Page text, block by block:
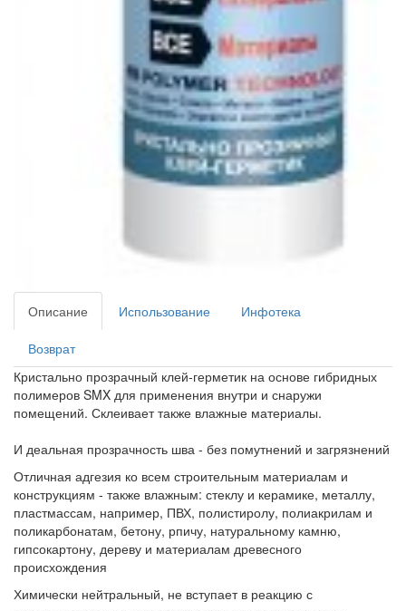
Описание Использование Инфотека
Возврат
Кристально прозрачный клей-герметик на основе гибридных
полимеров SMX для применения внутри и снаружи
помещений. Склеивает также влажные материалы.
И деальная прозрачность шва - без помутнений и загрязнений
Отличная адгезия ко всем строительным материалам и
конструкциям - также влажным: стеклу и керамике, металлу,
пластмассам, например, ПВХ, полистиролу, полиакрилам и
поликарбонатам, бетону, рпичу, натуральному камню,
гипсокартону, дереву и материалам древесного
происхождения
Химически нейтральный, не вступает в реакцию с